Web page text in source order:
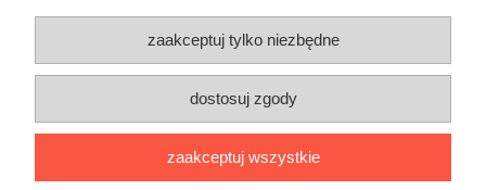
Bezpieczeństwo
Zakupy
zaakceptuj tylko niezbędne
dostosuj zgody
zaakceptuj wszystkie